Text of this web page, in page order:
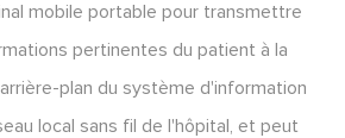
mobile portable pour transmettre
pertinentes du patient à la
plan du système d'information
local sans fil de l'hôpital, et peut